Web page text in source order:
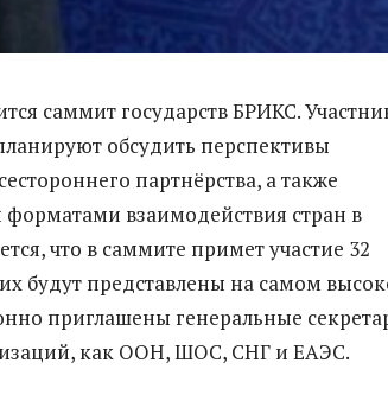
саммит государств БРИКС.
обсудить перспективы
партнёрства, а также
взаимодействия стран в
что в саммите примет участие 32
будут представлены на самом
приглашены генеральные
как ООН, ШОС, СНГ и ЕАЭС.